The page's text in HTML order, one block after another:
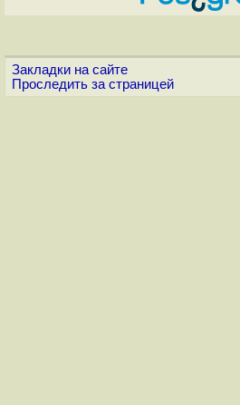
Закладки на сайте
Проследить за страницей